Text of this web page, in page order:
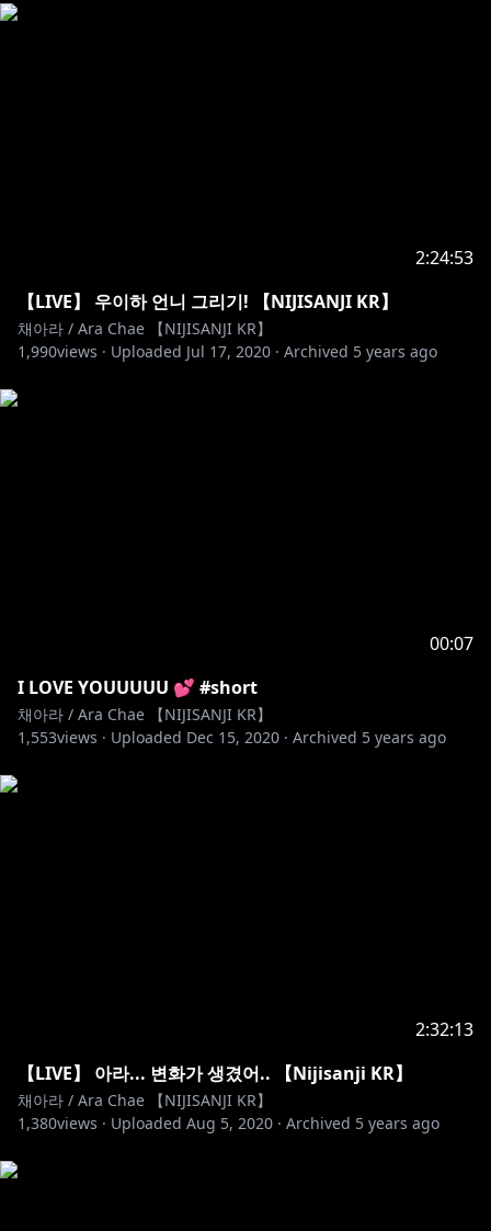
2:24:53
【LIVE】 우이하 언니 그리기! 【NIJISANJI KR】
채아라 / Ara Chae 【NIJISANJI KR】
1,990views · Uploaded Jul 17, 2020 · Archived 5 years ago
00:07
I LOVE YOUUUUU 💕 #short
채아라 / Ara Chae 【NIJISANJI KR】
1,553views · Uploaded Dec 15, 2020 · Archived 5 years ago
2:32:13
【LIVE】 아라... 변화가 생겼어.. 【Nijisanji KR】
채아라 / Ara Chae 【NIJISANJI KR】
1,380views · Uploaded Aug 5, 2020 · Archived 5 years ago